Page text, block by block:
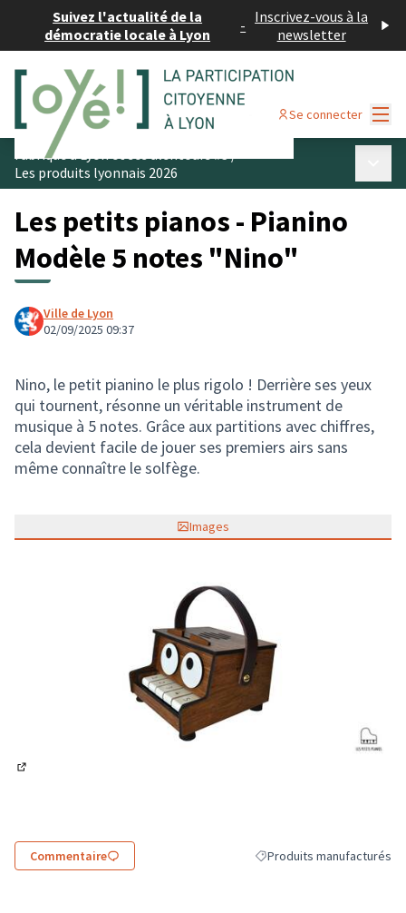
Suivez l'actualité de la
démocratie locale à Lyon
- Inscrivez-vous à la
newsletter
Se connecter
Fabriqué à Lyon et ses alentours #3/
Les produits lyonnais 2026
Les petits pianos - Pianino
Modèle 5 notes "Nino"
Ville de Lyon
02/09/2025 09:37
Nino, le petit pianino le plus rigolo ! Derrière ses yeux
qui tournent, résonne un véritable instrument de
musique à 5 notes. Grâce aux partitions avec chiffres,
cela devient facile de jouer ses premiers airs sans
même connaître le solfège.
Images
Commentaire Filtrer les résultats de la
Produits manufacturés